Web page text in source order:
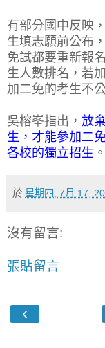
有部分國中反映
生填志願前公布
免試都要重新報
生人數排名，若
加二免的考生不
吳榕峯指出， 放
生，才能參加二
各校的獨立招生 。
於 星期四, 7月 17,
沒有留言:
張貼留言
‹